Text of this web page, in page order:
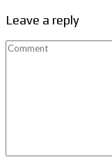
Leave a reply